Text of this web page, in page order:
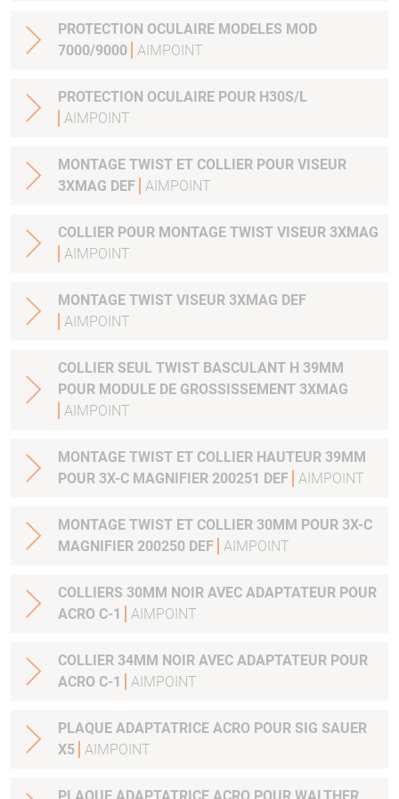
PROTECTION OCULAIRE MODELES MOD
7000/9000 AIMPOINT
PROTECTION OCULAIRE POUR H30S/L
AIMPOINT
MONTAGE TWIST ET COLLIER POUR VISEUR
3XMAG DEF AIMPOINT
COLLIER POUR MONTAGE TWIST VISEUR 3XMAG
AIMPOINT
MONTAGE TWIST VISEUR 3XMAG DEF
AIMPOINT
COLLIER SEUL TWIST BASCULANT H 39MM
POUR MODULE DE GROSSISSEMENT 3XMAG
AIMPOINT
MONTAGE TWIST ET COLLIER HAUTEUR 39MM
POUR 3X-C MAGNIFIER 200251 DEF AIMPOINT
MONTAGE TWIST ET COLLIER 30MM POUR 3X-C
MAGNIFIER 200250 DEF AIMPOINT
COLLIERS 30MM NOIR AVEC ADAPTATEUR POUR
ACRO C-1
AIMPOINT
COLLIER 34MM NOIR AVEC ADAPTATEUR POUR
ACRO C-1
AIMPOINT
PLAQUE ADAPTATRICE ACRO POUR SIG SAUER
X5 AIMPOINT